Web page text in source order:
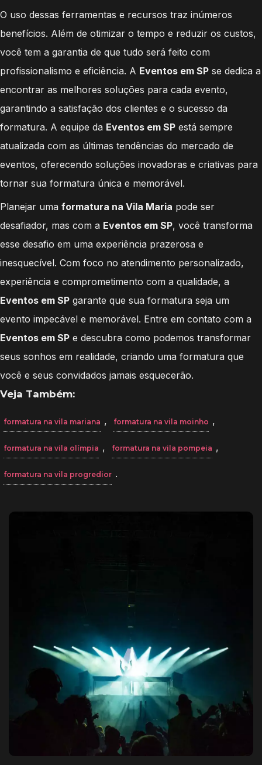
O uso dessas ferramentas e recursos traz inúmeros
benefícios. Além de otimizar o tempo e reduzir os custos,
você tem a garantia de que tudo será feito com
profissionalismo e eficiência. A Eventos em SP se dedica a
encontrar as melhores soluções para cada evento,
garantindo a satisfação dos clientes e o sucesso da
formatura. A equipe da Eventos em SP está sempre
atualizada com as últimas tendências do mercado de
eventos, oferecendo soluções inovadoras e criativas para
tornar sua formatura única e memorável.
Planejar uma formatura na Vila Maria pode ser
desafiador, mas com a Eventos em SP, você transforma
esse desafio em uma experiência prazerosa e
inesquecível. Com foco no atendimento personalizado,
experiência e comprometimento com a qualidade, a
Eventos em SP garante que sua formatura seja um
evento impecável e memorável. Entre em contato com a
Eventos em SP e descubra como podemos transformar
seus sonhos em realidade, criando uma formatura que
você e seus convidados jamais esquecerão.
Veja Também:
formatura na vila mariana , formatura na vila moinho ,
formatura na vila olímpia , formatura na vila pompeia ,
formatura na vila progredior .